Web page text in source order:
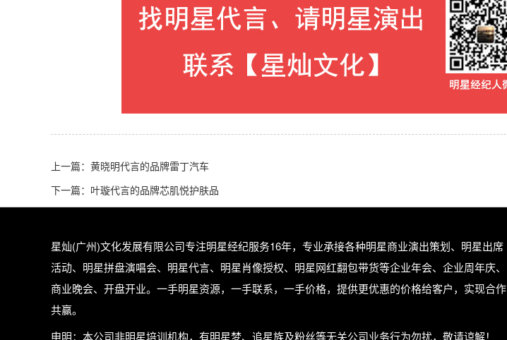
上一篇： 黄晓明代言的品牌雷丁汽车
下一篇： 叶璇代言的品牌芯肌悦护肤品
星灿(广州)文化发展有限公司专注明星经纪服务16年，专业承接各种明星商业演出策划、明星出席
活动、明星拼盘演唱会、明星代言、明星肖像授权、明星网红翻包带货等企业年会、企业周年庆、
商业晚会、开盘开业。一手明星资源，一手联系，一手价格，提供更优惠的价格给客户，实现合作
共赢。
申明：本公司非明星培训机构，有明星梦、追星族及粉丝等无关公司业务行为勿扰，敬请谅解！